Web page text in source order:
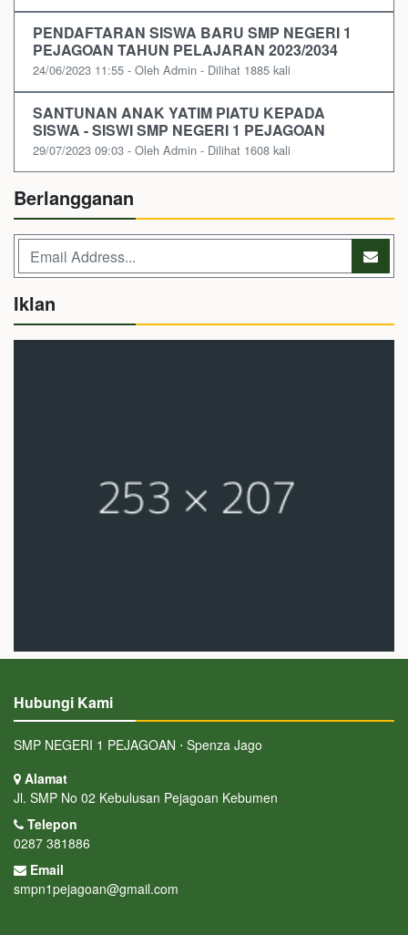
PENDAFTARAN SISWA BARU SMP NEGERI 1
PEJAGOAN TAHUN PELAJARAN 2023/2034
24/06/2023 11:55 - Oleh Admin - Dilihat 1885 kali
SANTUNAN ANAK YATIM PIATU KEPADA
SISWA - SISWI SMP NEGERI 1 PEJAGOAN
29/07/2023 09:03 - Oleh Admin - Dilihat 1608 kali
Berlangganan
Iklan
Hubungi Kami
SMP NEGERI 1 PEJAGOAN ⋅ Spenza Jago
Alamat
Jl. SMP No 02 Kebulusan Pejagoan Kebumen
Telepon
0287 381886
Email
smpn1pejagoan@gmail.com